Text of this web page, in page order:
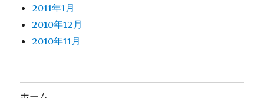
2011年1月
2010年12月
2010年11月